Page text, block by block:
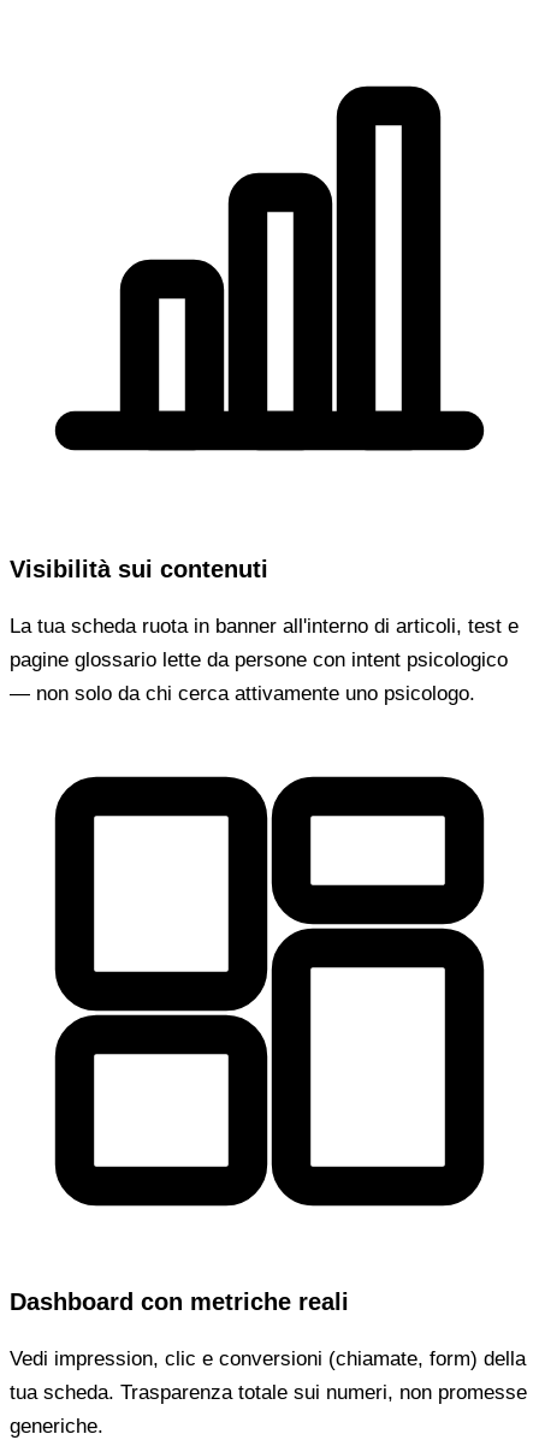
Visibilità sui contenuti
La tua scheda ruota in banner all'interno di articoli, test e
pagine glossario lette da persone con intent psicologico
— non solo da chi cerca attivamente uno psicologo.
Dashboard con metriche reali
Vedi impression, clic e conversioni (chiamate, form) della
tua scheda. Trasparenza totale sui numeri, non promesse
generiche.